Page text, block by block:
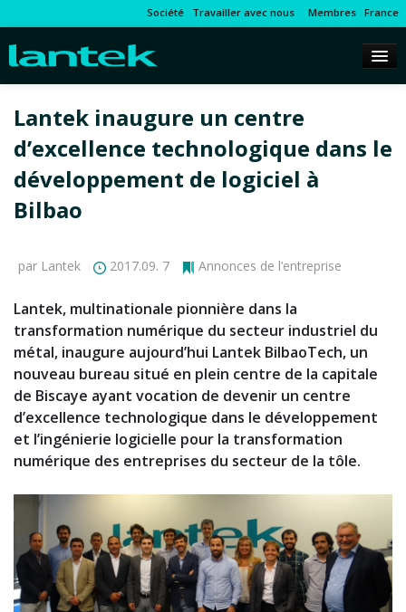
Société Travailler avec nous Membres France
Lantek inaugure un centre
d’excellence technologique dans le
développement de logiciel à
Bilbao
par Lantek 2017.09. 7 Annonces de l’entreprise
Lantek, multinationale pionnière dans la
transformation numérique du secteur industriel du
métal, inaugure aujourd’hui Lantek BilbaoTech, un
nouveau bureau situé en plein centre de la capitale
de Biscaye ayant vocation de devenir un centre
d’excellence technologique dans le développement
et l’ingénierie logicielle pour la transformation
numérique des entreprises du secteur de la tôle.